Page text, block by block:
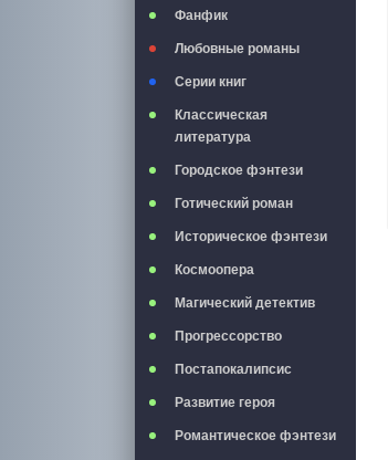
Фанфик
Любовные романы
Серии книг
Классическая
литература
Городское фэнтези
Готический роман
Историческое фэнтези
Космоопера
Магический детектив
Прогрессорство
Постапокалипсис
Развитие героя
Романтическое фэнтези